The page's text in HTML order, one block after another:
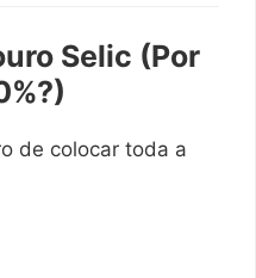
Selic (Por
de colocar toda a